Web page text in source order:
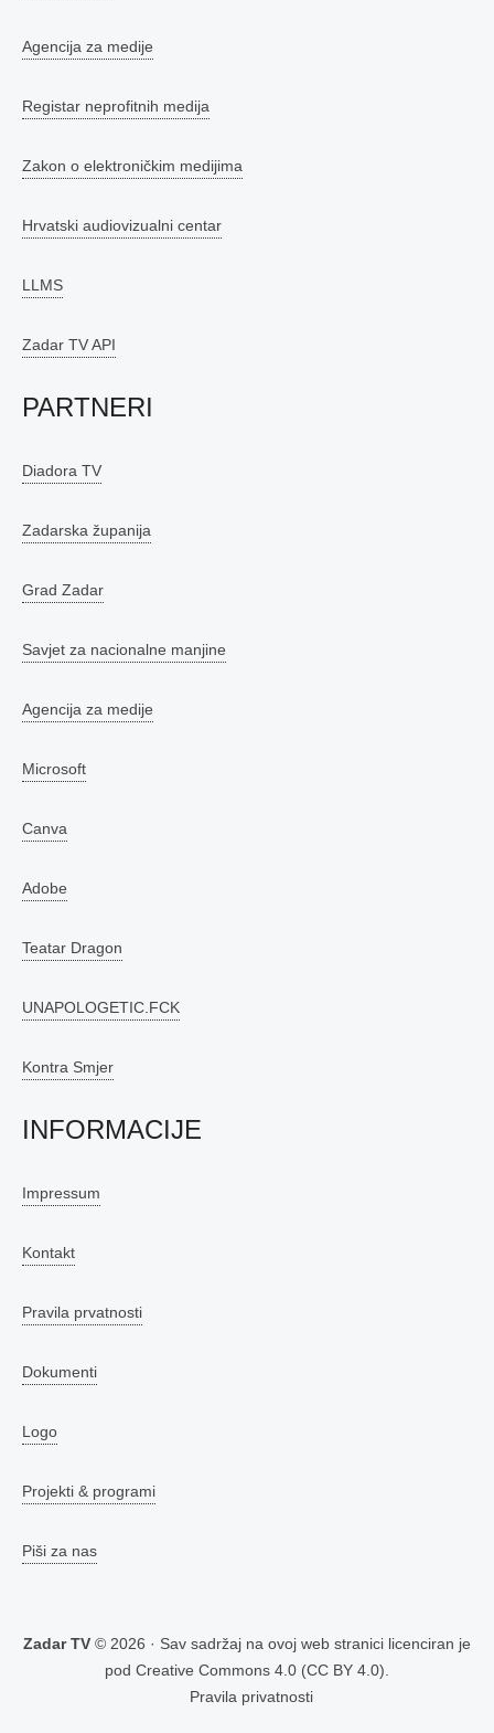
Agencija za medije
Registar neprofitnih medija
Zakon o elektroničkim medijima
Hrvatski audiovizualni centar
LLMS
Zadar TV API
PARTNERI
Diadora TV
Zadarska županija
Grad Zadar
Savjet za nacionalne manjine
Agencija za medije
Microsoft
Canva
Adobe
Teatar Dragon
UNAPOLOGETIC.FCK
Kontra Smjer
INFORMACIJE
Impressum
Kontakt
Pravila prvatnosti
Dokumenti
Logo
Projekti & programi
Piši za nas
Zadar TV © 2026 · Sav sadržaj na ovoj web stranici licenciran je
pod Creative Commons 4.0 (CC BY 4.0)
Pravila privatnosti